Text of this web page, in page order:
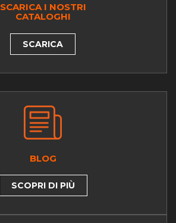
SCARICA I NOSTRI
CATALOGHI
SCARICA
BLOG
SCOPRI DI PIÙ